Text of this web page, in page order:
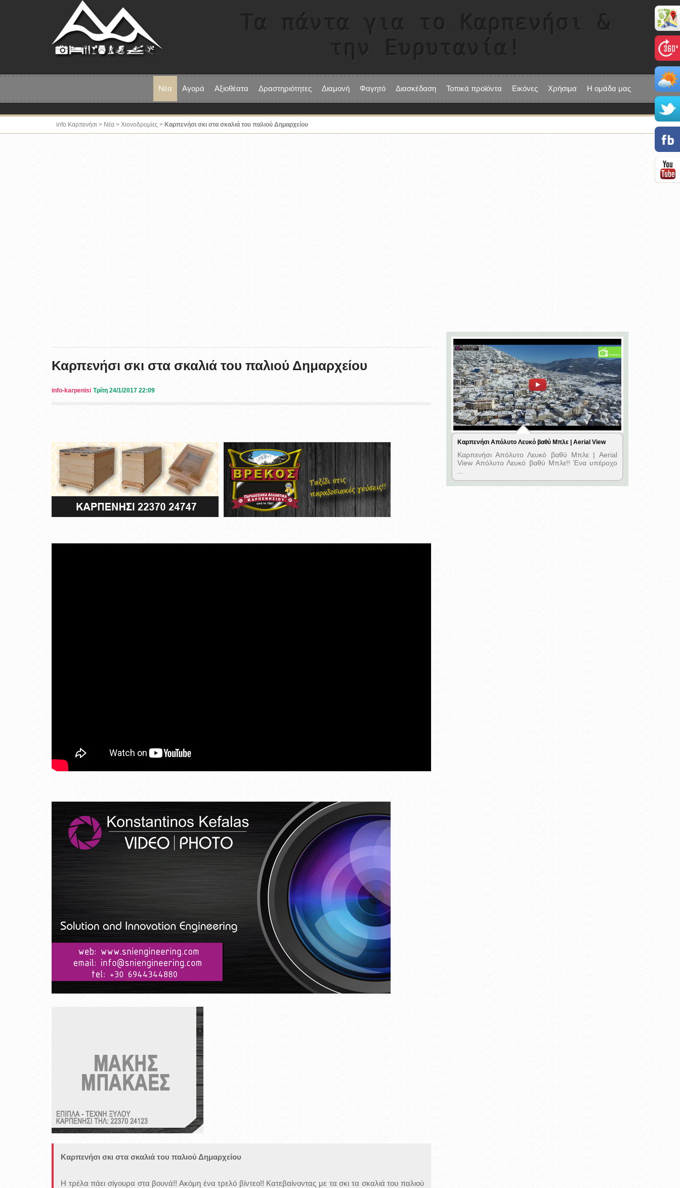
Τα πάντα για το Καρπενήσι &
την Ευρυτανία!
Νέα Αγορά Αξιοθέατα Δραστηριότητες Διαμονή Φαγητό Διασκέδαση Τοπικά προϊόντα Εικόνες Χρήσιμα Η ομάδα μας
info Καρπενήσι > Νέα > Χιονοδρομίες > Καρπενήσι σκι στα σκαλιά του παλιού Δημαρχείου
Καρπενήσι σκι στα σκαλιά του παλιού Δημαρχείου
info-karpenisi Τρίτη 24/1/2017 22:09
Καρπενήσι σκι στα σκαλιά του παλιού Δημαρχείου
Η τρέλα πάει σίγουρα στα βουνά!! Ακόμη ένα τρελό βίντεο!! Κατεβαίνοντας με τα σκι τα σκαλιά του παλιού
Καρπενήσι Απόλυτο Λευκό βαθύ Μπλε | Aerial View
Καρπενήσι Απόλυτο Λευκό βαθύ Μπλε | Aerial
View Απόλυτο Λευκό βαθύ Μπλε!! Ένα υπέροχο